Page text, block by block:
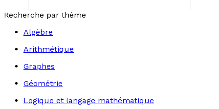
Recherche par thème
Algèbre
Arithmétique
Graphes
Géométrie
Logique et langage mathématique